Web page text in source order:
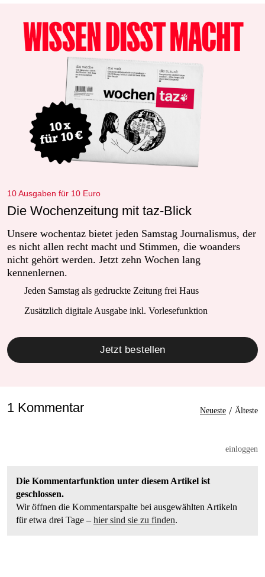
10 Ausgaben für 10 Euro
Die Wochenzeitung mit taz-Blick
Unsere wochentaz bietet jeden Samstag Journalismus, der
es nicht allen recht macht und Stimmen, die woanders
nicht gehört werden. Jetzt zehn Wochen lang
kennenlernen.
Jeden Samstag als gedruckte Zeitung frei Haus
Zusätzlich digitale Ausgabe inkl. Vorlesefunktion
Jetzt bestellen
1 Kommentar Neueste / Älteste
Die Kommentarfunktion unter diesem Artikel ist
geschlossen.
Wir öffnen die Kommentarspalte bei ausgewählten Artikeln
für etwa drei Tage – hier sind sie zu finden.
einloggen